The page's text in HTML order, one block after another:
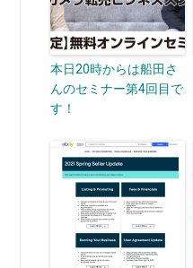
本日20時からは船田さ
んのセミナー第4回目で
す！